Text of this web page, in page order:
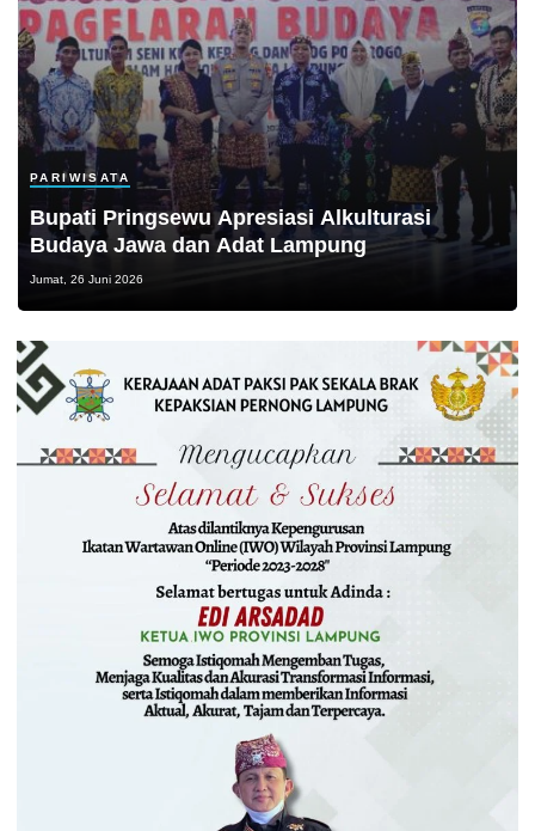
PARIWISATA
Bupati Pringsewu Apresiasi Alkulturasi
Budaya Jawa dan Adat Lampung
Jumat, 26 Juni 2026